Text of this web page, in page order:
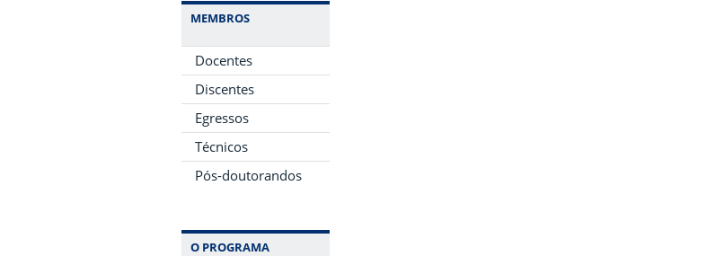
MEMBROS
Docentes
Discentes
Egressos
Técnicos
Pós-doutorandos
O PROGRAMA